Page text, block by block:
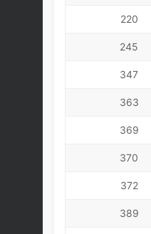
220
245
347
363
369
370
372
389